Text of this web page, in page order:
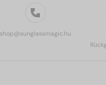
shop@sunglassmagic.hu